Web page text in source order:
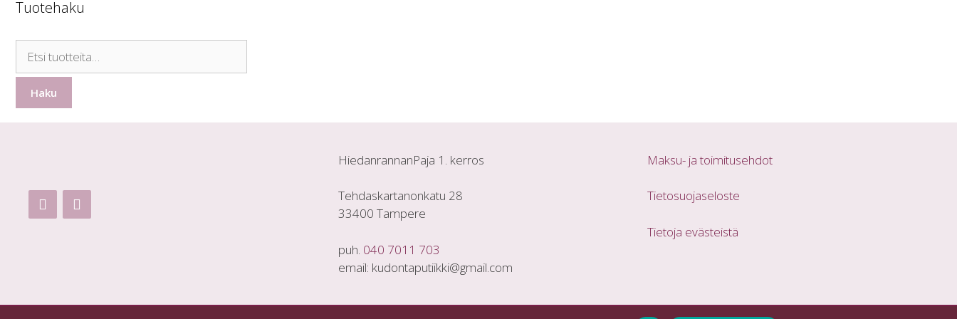
Tuotehaku
Haku
HiedanrannanPaja 1. kerros
Tehdaskartanonkatu 28
33400 Tampere
puh. 040 7011 703
email: kudontaputiikki@gmail.com
Maksu- ja toimitusehdot
Tietosuojaseloste
Tietoja evästeistä